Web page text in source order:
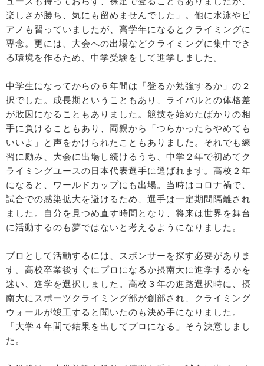
楽しさが勝ち、気にも留めませんでした」。他に水泳やピ
アノも習っていましたが、高学年になるとクライミングに
専念。更には、大会への出場などクライミングに集中でき
る環境を作るため、中学受験をして進学しました。
中学生になってからの６年間は「登るか勉強するか」の２
択でした。成長期ということもあり、ライバルとの体格差
が敗因になることもありました。競技を始めたばかりの相
手に負けることもあり、両親から「つらかったらやめても
いいよ」と声をかけられたこともありました。それでも練
習に励み、大会に出場し続けるうち、中学２年で初めてク
ライミングユースの日本代表選手に選ばれます。高校２年
になると、ワールドカップにも出場。当時はコロナ禍で、
試合での感染拡大を避けるため、選手は一定期間隔離され
ました。自分を見つめ直す時間となり、将来は世界を舞台
に活動するのも夢ではないと考えるようになりました。
プロとして活動するには、スポンサーを探す必要がありま
す。高校卒業後すぐにプロになるか摂南大に進学するかを
迷い、進学を選択しました。高校３年の進路選択時に、摂
南大にスポーツクライミング部が創部され、クライミング
ウォールが竣工すると聞いたのも決め手になりました。
「大学４年間で結果を出してプロになる」そう決意しまし
た。